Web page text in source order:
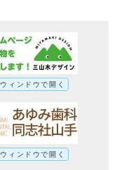
ィンドウで開く
ィンドウで開く